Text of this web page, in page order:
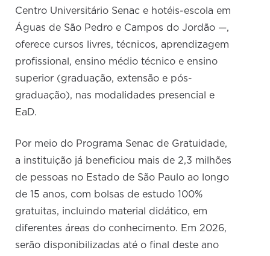
Centro Universitário Senac e hotéis-escola em
Águas de São Pedro e Campos do Jordão —,
oferece cursos livres, técnicos, aprendizagem
profissional, ensino médio técnico e ensino
superior (graduação, extensão e pós-
graduação), nas modalidades presencial e
EaD.
Por meio do Programa Senac de Gratuidade,
a instituição já beneficiou mais de 2,3 milhões
de pessoas no Estado de São Paulo ao longo
de 15 anos, com bolsas de estudo 100%
gratuitas, incluindo material didático, em
diferentes áreas do conhecimento. Em 2026,
serão disponibilizadas até o final deste ano